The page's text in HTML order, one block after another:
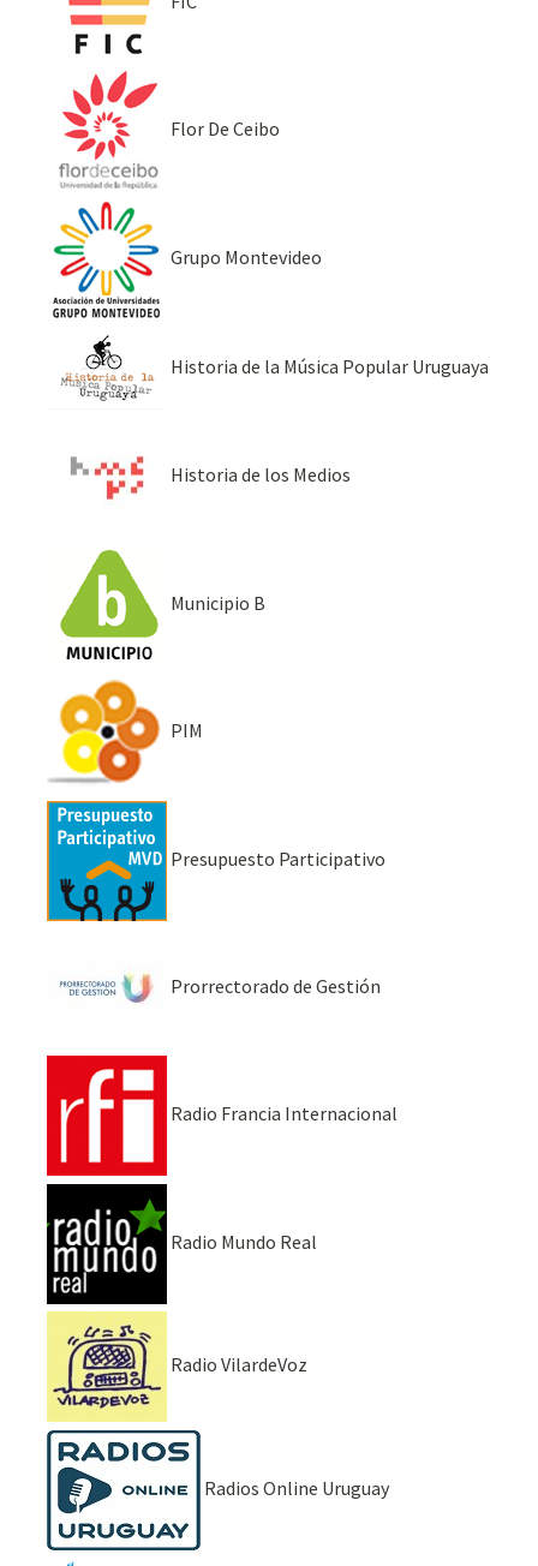
Flor De Ceibo
Grupo Montevideo
Historia de la Música Popular Uruguaya
Historia de los Medios
Municipio B
PIM
Presupuesto Participativo
Prorrectorado de Gestión
Radio Francia Internacional
Radio Mundo Real
Radio VilardeVoz
Radios Online Uruguay